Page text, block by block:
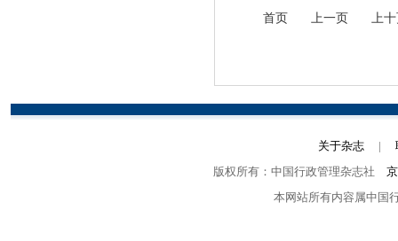
首页 上一页 上
关于杂志 |
版权所有：中国行政管理杂志社
本网站所有内容属中国